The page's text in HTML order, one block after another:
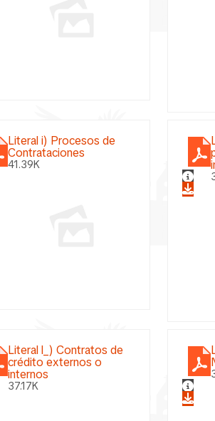
Literal i) Procesos de
Contrataciones
41.39K
Literal l_) Contratos de
crédito externos o
internos
37.17K